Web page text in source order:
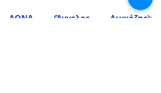
ΑΟΝΑ (Άγγελος Διγκόζης):